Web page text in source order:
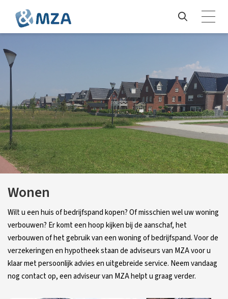
Wonen
Wilt u een huis of bedrijfspand kopen? Of misschien wel uw woning
verbouwen? Er komt een hoop kijken bij de aanschaf, het
verbouwen of het gebruik van een woning of bedrijfspand. Voor de
verzekeringen en hypotheek staan de adviseurs van MZA voor u
klaar met persoonlijk advies en uitgebreide service. Neem vandaag
nog contact op, een adviseur van MZA helpt u graag verder.